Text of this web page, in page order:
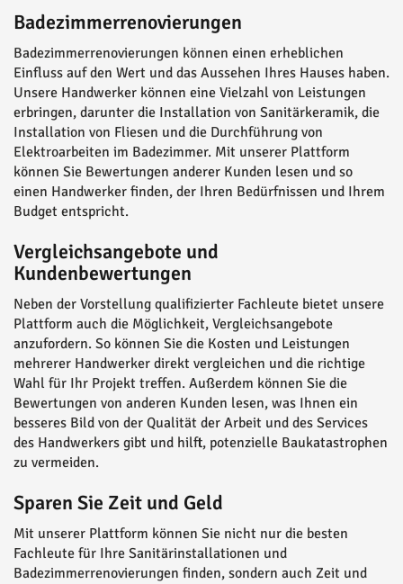
Badezimmerrenovierungen
Badezimmerrenovierungen können einen erheblichen
Einfluss auf den Wert und das Aussehen Ihres Hauses haben.
Unsere Handwerker können eine Vielzahl von Leistungen
erbringen, darunter die Installation von Sanitärkeramik, die
Installation von Fliesen und die Durchführung von
Elektroarbeiten im Badezimmer. Mit unserer Plattform
können Sie Bewertungen anderer Kunden lesen und so
einen Handwerker finden, der Ihren Bedürfnissen und Ihrem
Budget entspricht.
Vergleichsangebote und
Kundenbewertungen
Neben der Vorstellung qualifizierter Fachleute bietet unsere
Plattform auch die Möglichkeit, Vergleichsangebote
anzufordern. So können Sie die Kosten und Leistungen
mehrerer Handwerker direkt vergleichen und die richtige
Wahl für Ihr Projekt treffen. Außerdem können Sie die
Bewertungen von anderen Kunden lesen, was Ihnen ein
besseres Bild von der Qualität der Arbeit und des Services
des Handwerkers gibt und hilft, potenzielle Baukatastrophen
zu vermeiden.
Sparen Sie Zeit und Geld
Mit unserer Plattform können Sie nicht nur die besten
Fachleute für Ihre Sanitärinstallationen und
Badezimmerrenovierungen finden, sondern auch Zeit und